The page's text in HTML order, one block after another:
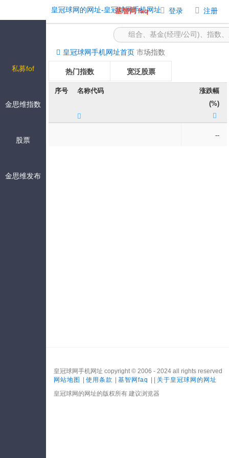
市场指数 -皇冠球网的网址
私募fof
金思维指数
股票
金思维发布
皇冠球网的网址-皇冠球网手机网址
基智网faq 登录 注册
皇冠球网手机网址首页 市场指数
热门指数 宽泛股票
狭窄股票
境外股票
序号 名称代码
涨跌幅
(%)
--
皇冠球网手机网址 copyright © 2006 - 2024 all rights reserved
网站地图
使用条款 基智网faq
关于皇冠球网的网址
皇冠球网的网址的版权所有 建议浏览器